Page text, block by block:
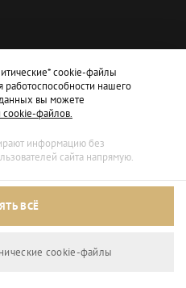
режим
cookie-файлы
нашего
вы можете
cookie-файлов.
информацию без
сайта напрямую.
ВСЁ
сookie-файлы